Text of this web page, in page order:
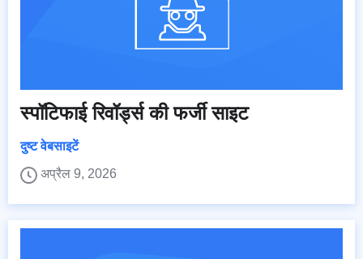
स्पॉटिफाई रिवॉर्ड्स की फर्जी साइट
दुष्ट वेबसाइटें
अप्रैल 9, 2026